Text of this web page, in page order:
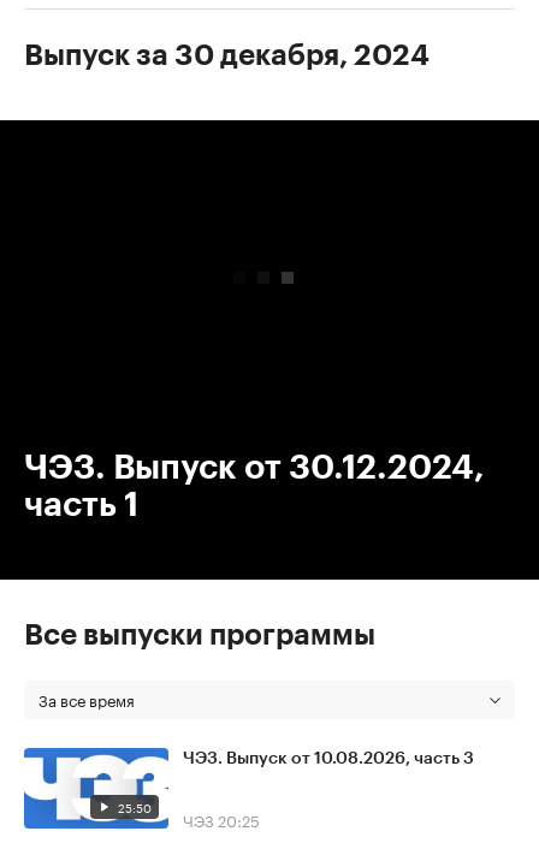
Выпуск за 30 декабря, 2024
ЧЭЗ. Выпуск от 30.12.2024,
часть 1
Все выпуски программы
За все время
25:50
ЧЭЗ. Выпуск от 10.08.2026, часть 3
ЧЭЗ 20:25